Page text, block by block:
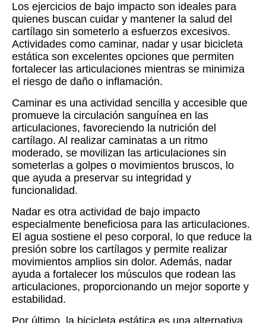
Los ejercicios de bajo impacto son ideales para
quienes buscan cuidar y mantener la salud del
cartílago sin someterlo a esfuerzos excesivos.
Actividades como caminar, nadar y usar bicicleta
estática son excelentes opciones que permiten
fortalecer las articulaciones mientras se minimiza
el riesgo de daño o inflamación.
Caminar es una actividad sencilla y accesible que
promueve la circulación sanguínea en las
articulaciones, favoreciendo la nutrición del
cartílago. Al realizar caminatas a un ritmo
moderado, se movilizan las articulaciones sin
someterlas a golpes o movimientos bruscos, lo
que ayuda a preservar su integridad y
funcionalidad.
Nadar es otra actividad de bajo impacto
especialmente beneficiosa para las articulaciones.
El agua sostiene el peso corporal, lo que reduce la
presión sobre los cartílagos y permite realizar
movimientos amplios sin dolor. Además, nadar
ayuda a fortalecer los músculos que rodean las
articulaciones, proporcionando un mejor soporte y
estabilidad.
Por último, la bicicleta estática es una alternativa